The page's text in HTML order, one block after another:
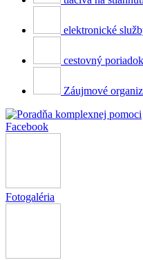
elektronické
cestovný poriadok
Záujmové
Facebook
Fotogaléria